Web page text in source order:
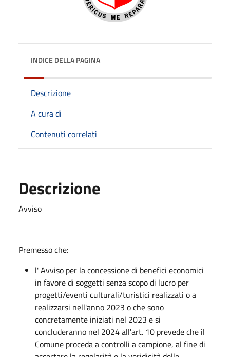
INDICE DELLA PAGINA
Descrizione
A cura di
Contenuti correlati
Descrizione
Avviso
Premesso che:
l' Avviso per la concessione di benefici economici
in favore di soggetti senza scopo di lucro per
progetti/eventi culturali/turistici realizzati o a
realizzarsi nell'anno 2023 o che sono
concretamente iniziati nel 2023 e si
concluderanno nel 2024 all'art. 10 prevede che il
Comune proceda a controlli a campione, al fine di